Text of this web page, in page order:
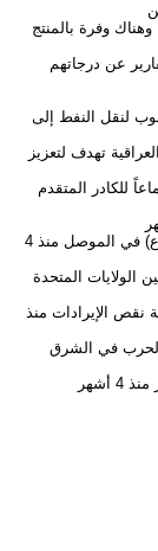
وفرة بالمنتج
عن درجاتهم
لنقل النفط إلى
تهدف لتعزيز
للكادر المتقدم
(ع) في الموصل
منذ 4
الولايات المتحدة
نقص الإيرادات منذ
الحرب في الشرق
منذ 4 أشهر